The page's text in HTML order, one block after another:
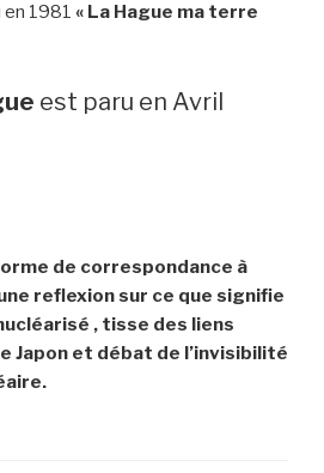
en 1981 « La Hague ma terre
est paru en Avril
de correspondance à
reflexion sur ce que signifie
, tisse des liens
Japon et débat de l’invisibilité